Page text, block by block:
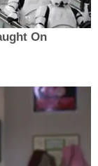
On